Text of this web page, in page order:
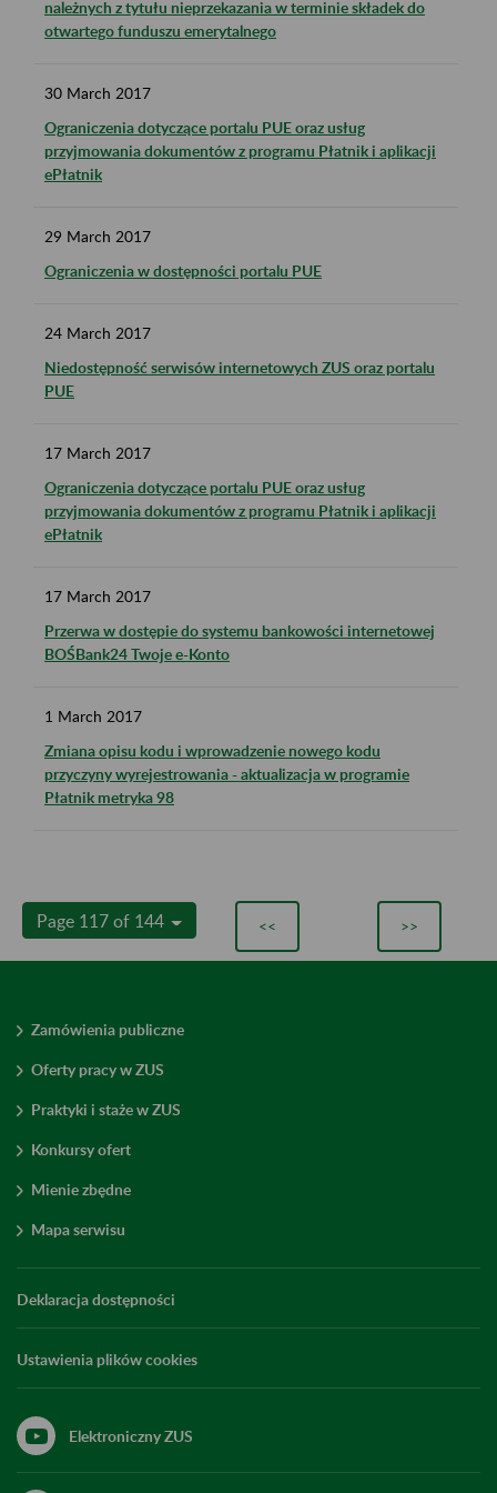
należnych z tytułu nieprzekazania w terminie składek do
otwartego funduszu emerytalnego
30 March 2017
Ograniczenia dotyczące portalu PUE oraz usług
przyjmowania dokumentów z programu Płatnik i aplikacji
ePłatnik
29 March 2017
Ograniczenia w dostępności portalu PUE
24 March 2017
Niedostępność serwisów internetowych ZUS oraz portalu
PUE
17 March 2017
Ograniczenia dotyczące portalu PUE oraz usług
przyjmowania dokumentów z programu Płatnik i aplikacji
ePłatnik
17 March 2017
Przerwa w dostępie do systemu bankowości internetowej
BOŚBank24 Twoje e-Konto
1 March 2017
Zmiana opisu kodu i wprowadzenie nowego kodu
przyczyny wyrejestrowania - aktualizacja w programie
Płatnik metryka 98
Page 117 of 144 << >>
Zamówienia publiczne
Oferty pracy w ZUS
Praktyki i staże w ZUS
Konkursy ofert
Mienie zbędne
Mapa serwisu
Deklaracja dostępności
Ustawienia plików cookies
Elektroniczny ZUS